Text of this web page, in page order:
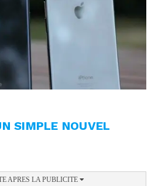
SIMPLE NOUVEL